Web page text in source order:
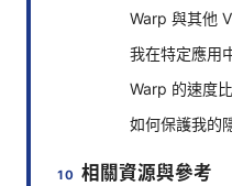
Warp 與其他
我在特定應用
Warp 的速度
如何保護我的
相關資源與參考